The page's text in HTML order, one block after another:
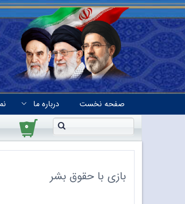
صفحه نخست درباره ما
۰
بازی با حقوق بشر